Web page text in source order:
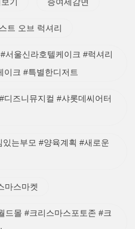
기 증여세감면
트 오브 럭셔리
서울신라호텔케이크 #럭셔리
이크 #특별한디저트
즈니뮤지컬 #샤롯데씨어터
는부모 #양육계획 #새로운
마스마켓
드몰 #크리스마스포토존 #크